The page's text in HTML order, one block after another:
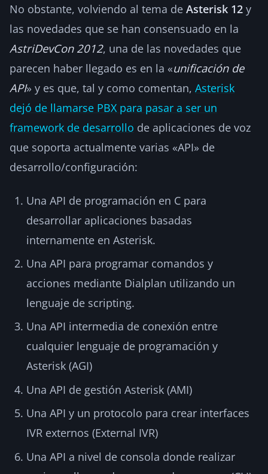
No obstante, volviendo al tema de Asterisk 12 y
las novedades que se han consensuado en la
AstriDevCon 2012, una de las novedades que
parecen haber llegado es en la «unificación de
API» y es que, tal y como comentan, Asterisk
dejó de llamarse PBX para pasar a ser un
framework de desarrollo de aplicaciones de voz
que soporta actualmente varias «API» de
desarrollo/configuración:
Una API de programación en C para
desarrollar aplicaciones basadas
internamente en Asterisk.
Una API para programar comandos y
acciones mediante Dialplan utilizando un
lenguaje de scripting.
Una API intermedia de conexión entre
cualquier lenguaje de programación y
Asterisk (AGI)
Una API de gestión Asterisk (AMI)
Una API y un protocolo para crear interfaces
IVR externos (External IVR)
Una API a nivel de consola donde realizar